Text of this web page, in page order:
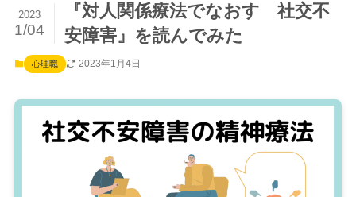
『対人関係療法でなおす 社交不
安障害』を読んでみた
2023
1/04
心理職 2023年1月4日